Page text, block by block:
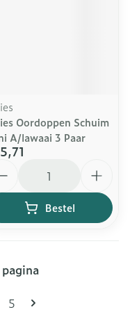
Oordoppen Schuim
A/lawaai 3 Paar
Bestel
pagina
Pagina
5